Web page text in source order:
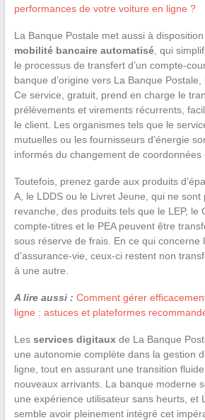
performances de votre voiture en ligne ?
La Banque Postale met aussi à
mobilité bancaire automatisé, qui
le processus de transfert d’un compte-
banque d’origine vers La Banque Postale,
Ce service, gratuit, prend en charge le
prélèvements et virements récurrents,
le client. Les organismes tels que le
mutuelles ou les fournisseurs d’énergie
informés du changement de coordonnées
Toutefois, prenez garde aux produits
A, le LDDS ou le Livret Jeune, qui ne sont
revanche, des produits tels que le LEP, le
compte-titres et le PEA peuvent être
sous réserve de frais. En ce qui concerne
d’assurance-vie, ceux-ci restent non
à une autre.
A lire aussi : Comment gérer
ligne : astuces et plateformes
Les services digitauxde La Banque
une autonomie complète dans la gestion
ligne, tout en assurant une transition
nouveaux arrivants. La banque moderne
une expérience utilisateur sans heurts, et
semble avoir pleinement intégré cet